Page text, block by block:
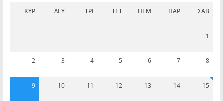
ΚΥΡ ΔΕΥ ΤΡΊ ΤΕΤ ΠΈΜ ΠΑΡ ΣΆΒ
1
2 3 4 5 6 7 8
9 10 11 12 13 14 15